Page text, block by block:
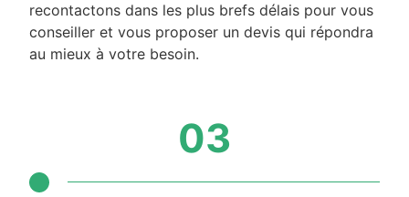
recontactons dans les plus brefs délais pour vous
conseiller et vous proposer un devis qui répondra
au mieux à votre besoin.
03